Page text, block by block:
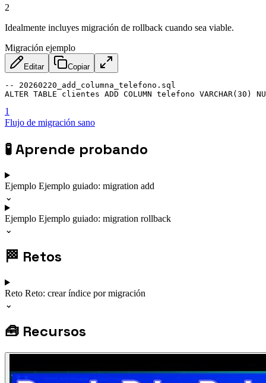
2
Idealmente incluyes migración de rollback cuando sea viable.
Migración ejemplo
Editar Copiar
-- 20260220_add_columna_telefono.sql
ALTER TABLE clientes ADD COLUMN telefono VARCHAR(30)
1
Flujo de migración sano
🧪Aprende probando
Ejemplo Ejemplo guiado: migration add
⌄
Ejemplo Ejemplo guiado: migration rollback
⌄
🏁 Retos
Reto Reto: crear índice por migración
⌄
🧰 Recursos